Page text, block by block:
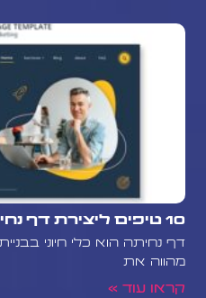
10 טיפים ליצירת דף נחיתה שממיר
דף נחיתה הוא כלי חיוני
מהווה את
קראו עוד »